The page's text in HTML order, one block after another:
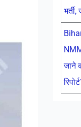
भर्ती,
जाने